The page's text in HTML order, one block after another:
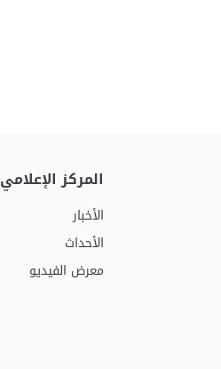
المركز الإعلامي
الأخبار
الأحداث
معرض الفيديو